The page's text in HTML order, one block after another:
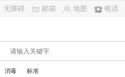
无障碍 邮箱 地图 电话
消毒 标准